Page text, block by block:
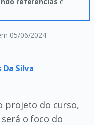
05/06/2024
Da Silva
projeto do curso,
o foco do